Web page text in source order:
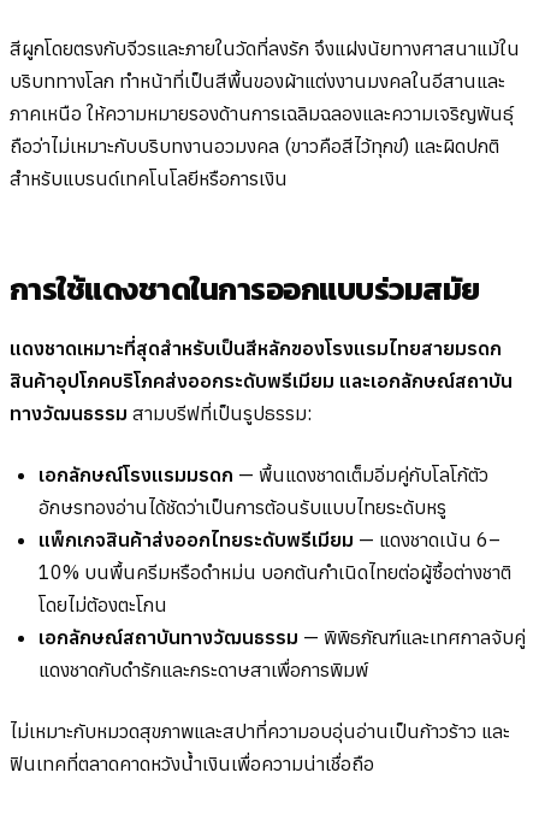
สีผูกโดยตรงกับจีวรและภายในวัดที่ลงรัก จึงแฝงนัยทางศาสนาแม้ใน
บริบททางโลก ทำหน้าที่เป็นสีพื้นของผ้าแต่งงานมงคลในอีสานและ
ภาคเหนือ ให้ความหมายรองด้านการเฉลิมฉลองและความเจริญพันธุ์
ถือว่าไม่เหมาะกับบริบทงานอวมงคล (ขาวคือสีไว้ทุกข์) และผิดปกติ
สำหรับแบรนด์เทคโนโลยีหรือการเงิน
การใช้แดงชาดในการออกแบบร่วมสมัย
แดงชาดเหมาะที่สุดสำหรับเป็นสีหลักของโรงแรมไทยสายมรดก
สินค้าอุปโภคบริโภคส่งออกระดับพรีเมียม และเอกลักษณ์สถาบัน
ทางวัฒนธรรม สามบรีฟที่เป็นรูปธรรม:
เอกลักษณ์โรงแรมมรดก — พื้นแดงชาดเต็มอิ่มคู่กับโลโก้ตัว
อักษรทองอ่านได้ชัดว่าเป็นการต้อนรับแบบไทยระดับหรู
แพ็กเกจสินค้าส่งออกไทยระดับพรีเมียม — แดงชาดเน้น 6–
10% บนพื้นครีมหรือดำหม่น บอกต้นกำเนิดไทยต่อผู้ซื้อต่างชาติ
โดยไม่ต้องตะโกน
เอกลักษณ์สถาบันทางวัฒนธรรม — พิพิธภัณฑ์และเทศกาลจับคู่
แดงชาดกับดำรักและกระดาษสาเพื่อการพิมพ์
ไม่เหมาะกับหมวดสุขภาพและสปาที่ความอบอุ่นอ่านเป็นก้าวร้าว และ
ฟินเทคที่ตลาดคาดหวังน้ำเงินเพื่อความน่าเชื่อถือ